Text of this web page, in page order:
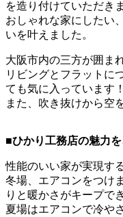
を造り付けていただき
おしゃれな家にしたい
いを叶えました。
大阪市内の三方が囲ま
リビングとフラットに
ても気に入っています！
また、吹き抜けから空
■ひかり工務店の魅力
性能のいい家が実現す
冬場、エアコンをつけ
りと暖かさがキープで
夏場はエアコンで冷や